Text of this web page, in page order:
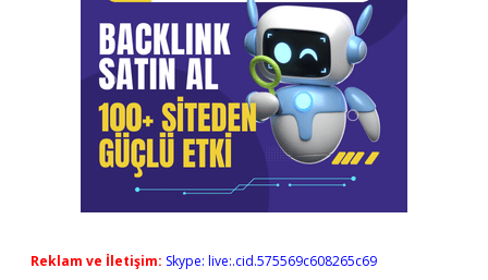
Reklam ve İletişim: Skype: live:.cid.575569c608265c69